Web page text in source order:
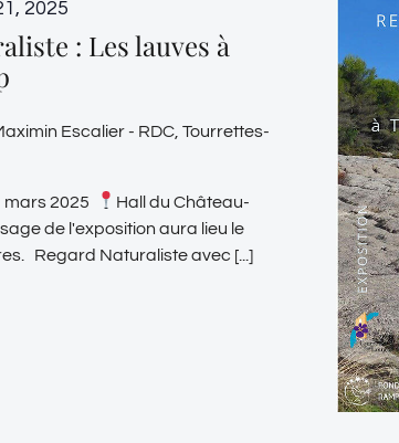
2025
: Les lauves à
Escalier - RDC, Tourrettes-
mars 2025
Hall du Château-
de l'exposition aura lieu le
Regard Naturaliste avec [...]